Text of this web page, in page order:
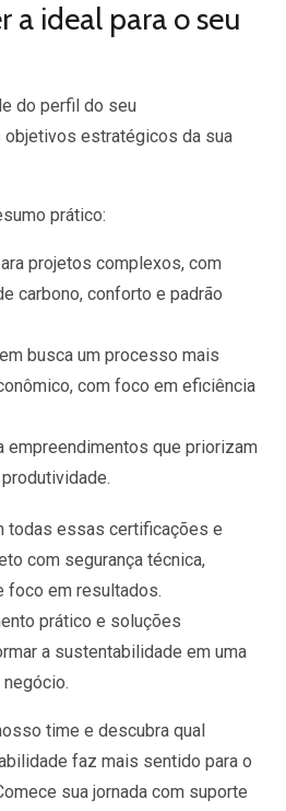
a ideal para o seu
do perfil do seu
estratégicos da sua
prático:
projetos complexos, com
carbono, conforto e padrão
busca um processo mais
com foco em eficiência
empreendimentos que priorizam
todas essas certificações e
com segurança técnica,
foco em resultados.
prático e soluções
a sustentabilidade em uma
time e descubra qual
faz mais sentido para o
sua jornada com suporte